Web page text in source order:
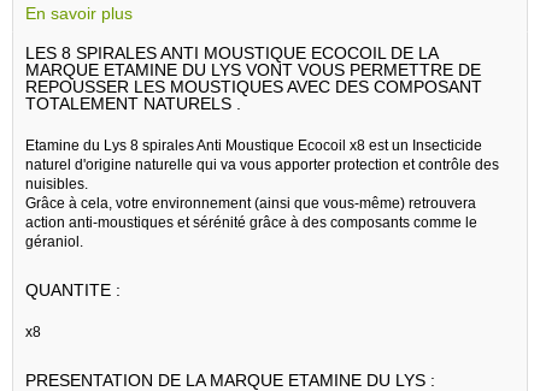
En savoir plus
LES 8 SPIRALES ANTI MOUSTIQUE ECOCOIL DE LA
MARQUE ETAMINE DU LYS VONT VOUS PERMETTRE DE
REPOUSSER LES MOUSTIQUES AVEC DES COMPOSANT
TOTALEMENT NATURELS .
Etamine du Lys 8 spirales Anti Moustique Ecocoil x8 est un Insecticide
naturel d'origine naturelle qui va vous apporter protection et contrôle des
nuisibles.
Grâce à cela, votre environnement (ainsi que vous-même) retrouvera
action anti-moustiques et sérénité grâce à des composants comme le
géraniol.
QUANTITE :
x8
PRESENTATION DE LA MARQUE ETAMINE DU LYS :